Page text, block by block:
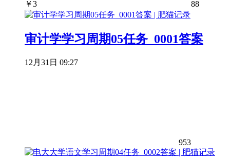
￥3 88
审计学学习周期05任务_0001答案
12月31日 09:27
953